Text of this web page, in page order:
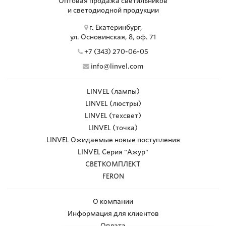
и светодиодной продукции
г. Екатеринбург,
ул. Основинская, 8, оф. 71
+7 (343) 270-06-05
info@linvel.com
LINVEL (лампы)
LINVEL (люстры)
LINVEL (техсвет)
LINVEL (точка)
LINVEL Ожидаемые новые поступления
LINVEL Серия "Ажур"
СВЕТКОМПЛЕКТ
FERON
О компании
Информация для клиентов